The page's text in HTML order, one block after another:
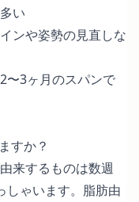
い
ンや姿勢の見直しな
〜3ヶ月のスパンで
すか？
来するものは数週
しゃいます。脂肪由